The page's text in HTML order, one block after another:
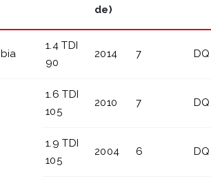
de)
1.4 TDI
90
2014 7
1.6 TDI
105
2010 7
1.9 TDI
105
2004 6